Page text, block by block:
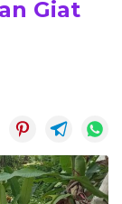
Giat